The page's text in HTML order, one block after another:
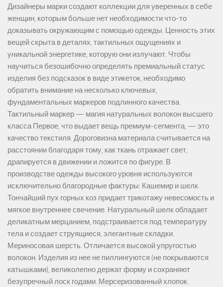
Дизайнеры марки создают коллекции для уверенных в себе
женщин, которым больше нет необходимости что-то
доказывать окружающим с помощью одежды. Ценность этих
вещей скрыта в деталях, тактильных ощущениях и
уникальной энергетике, которую они излучают. Чтобы
научиться безошибочно определять премиальный статус
изделия без подсказок в виде этикеток, необходимо
обратить внимание на несколько ключевых,
фундаментальных маркеров подлинного качества.
Тактильный маркер — магия натуральных волокон высшего
класса Первое, что выдает вещь премиум-сегмента, — это
качество текстиля. Дороговизна материала считывается на
расстоянии благодаря тому, как ткань отражает свет,
драпируется в движении и ложится по фигуре. В
производстве одежды высокого уровня используются
исключительно благородные фактуры: Кашемир и шелк.
Тончайший пух горных коз придает трикотажу невесомость и
мягкое внутреннее свечение. Натуральный шелк обладает
деликатным мерцанием, подстраивается под температуру
тела и создает струящиеся, элегантные складки.
Мериносовая шерсть. Отличается высокой упругостью
волокон. Изделия из нее не пиллингуются (не покрываются
катышками), великолепно держат форму и сохраняют
безупречный лоск годами. Мерсеризованный хлопок.